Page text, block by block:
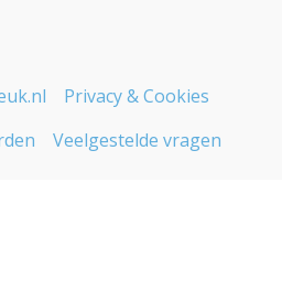
Privacy & Cookies
Veelgestelde vragen